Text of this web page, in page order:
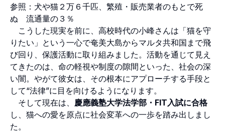
参照： 犬や猫２万６千匹、繁殖・販売業者のもとで死
ぬ 流通量の３％
こうした現実を前に、高校時代の小峰さんは「猫を守
りたい」という一心で奄美大島からマルタ共和国まで飛
び回り、保護活動に取り組みました。活動を通じて見え
てきたのは、命の軽視や制度の隙間といった、社会の深
い闇。やがて彼女は、その根本にアプローチする手段と
して“法律”に目を向けるようになります。
そして現在は、 慶應義塾大学法学部・FIT入試に合格
し、猫への愛を原点に社会変革への一歩を踏み出しまし
た。